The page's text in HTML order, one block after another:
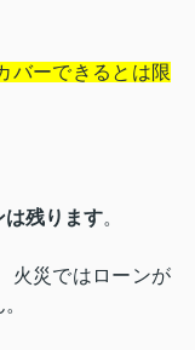
バーできるとは限
は残ります。
火災ではローンが